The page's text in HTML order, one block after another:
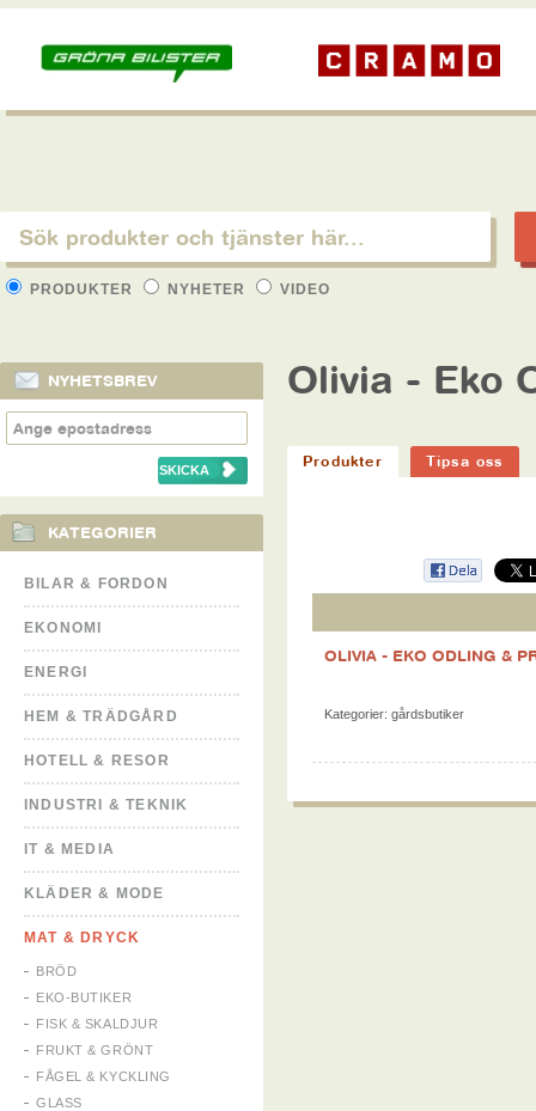
PRODUKTER NYHETER VIDEO
NYHETSBREV
KATEGORIER
BILAR & FORDON
EKONOMI
ENERGI
HEM & TRÄDGÅRD
HOTELL & RESOR
INDUSTRI & TEKNIK
IT & MEDIA
KLÄDER & MODE
MAT & DRYCK
BRÖD
EKO-BUTIKER
FISK & SKALDJUR
FRUKT & GRÖNT
FÅGEL & KYCKLING
GLASS
Olivia - Eko
Produkter Tipsa oss
OLIVIA - EKO ODLING &
Kategorier: gårdsbutiker